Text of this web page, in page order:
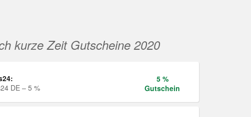
kurze Zeit Gutscheine 2020
DE – 5 %
5 %
Gutschein